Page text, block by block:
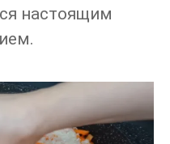
настоящим